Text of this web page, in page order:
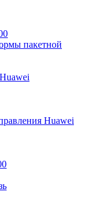
пакетной
Huawei